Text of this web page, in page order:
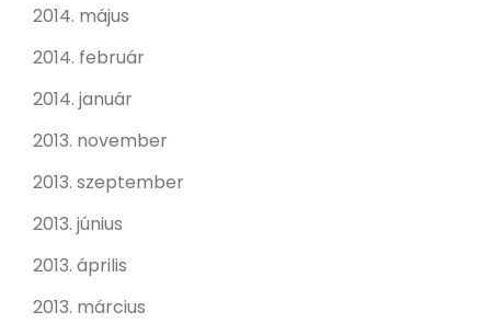
2014. május
2014. február
2014. január
2013. november
2013. szeptember
2013. június
2013. április
2013. március